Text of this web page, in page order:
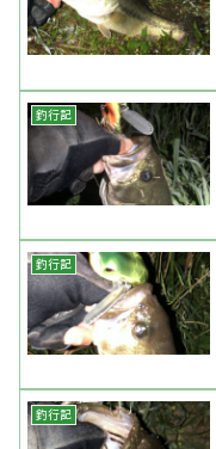
釣行記
釣行記
釣行記